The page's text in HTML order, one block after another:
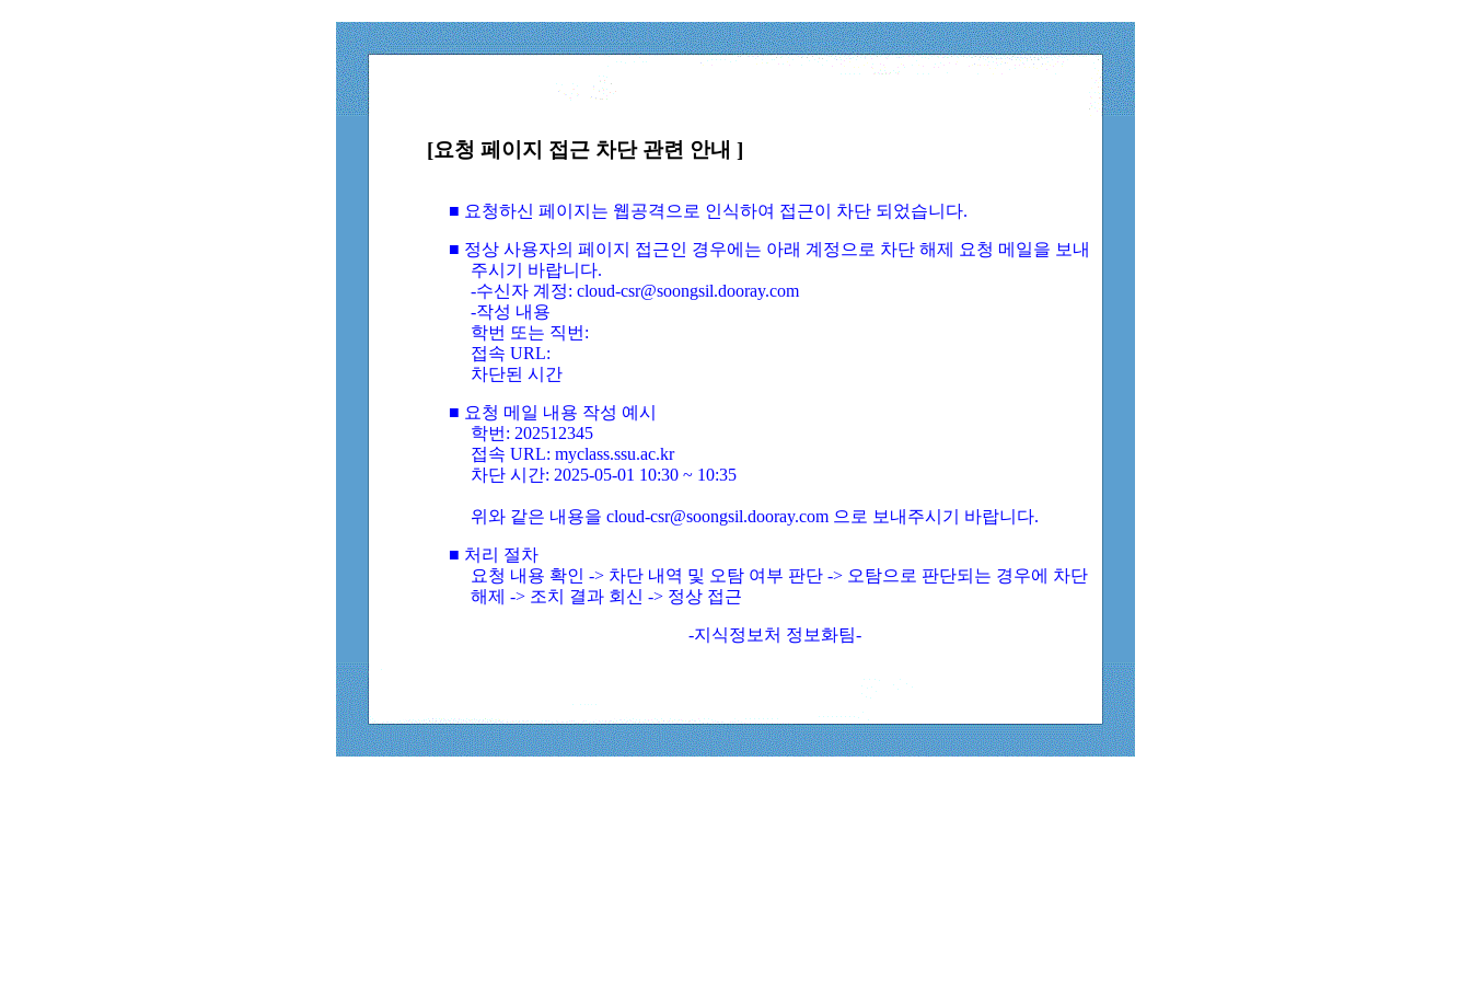
[요청 페이지 접근 차단 관련 안내 ]
■ 요청하신 페이지는 웹공격으로 인식하여 접근이 차단 되었습니다.
■ 정상 사용자의 페이지 접근인 경우에는 아래 계정으로 차단 해제 요청 메일을 보내
주시기 바랍니다.
-수신자 계정: cloud-csr@soongsil.dooray.com
-작성 내용
학번 또는 직번:
접속 URL:
차단된 시간
■ 요청 메일 내용 작성 예시
학번: 202512345
접속 URL: myclass.ssu.ac.kr
차단 시간: 2025-05-01 10:30 ~ 10:35
위와 같은 내용을 cloud-csr@soongsil.dooray.com 으로 보내주시기 바랍니다.
■ 처리 절차
요청 내용 확인 -> 차단 내역 및 오탐 여부 판단 -> 오탐으로 판단되는 경우에 차단
해제 -> 조치 결과 회신 -> 정상 접근
-지식정보처 정보화팀-